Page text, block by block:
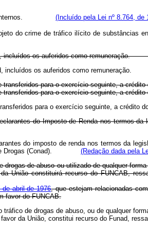
e internos. (Incluído pela Lei nº 8.764, de
do crime de tráfico ilícito de substâncias
incluídos os auferidos como
incluídos os auferidos como
para o exercício seguinte, a crédito
transferidos para o exercício seguinte, a
transferidos para o exercício seguinte, a
do Imposto de Renda nos termos
do imposto de renda nos termos da
sobre Drogas (Conad). (Redação dada pela
de abuso ou utilizado de qualquer
União constituirá recurso do FUNCAB,
abril de 1976, que estejam relacionadas
favor do FUNCAB.
de drogas de abuso, ou de qualquer
favor da União, constitui recurso do